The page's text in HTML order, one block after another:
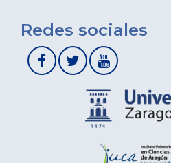
Redes sociales